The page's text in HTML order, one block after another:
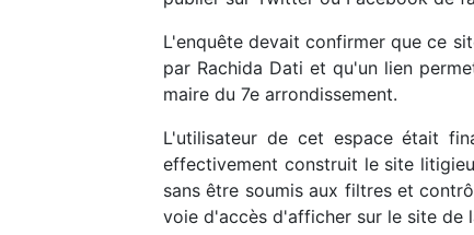
L'enquête devait confirmer que ce
par Rachida Dati et qu'un lien
maire du 7e arrondissement.
L'utilisateur de cet espace était
effectivement construit le site
sans être soumis aux filtres et
voie d'accès d'afficher sur le site de